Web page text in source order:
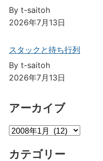
By t-saitoh
2026年7月13日
スタックと待ち行列
By t-saitoh
2026年7月13日
アーカイブ
ア
カ
カテゴリー